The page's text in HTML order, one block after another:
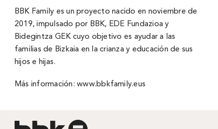
BBK Family es un proyecto nacido en noviembre de
2019, impulsado por BBK, EDE Fundazioa y
Bidegintza GEK cuyo objetivo es ayudar a las
familias de Bizkaia en la crianza y educación de sus
hijos e hijas.
Más información:www.bbkfamily.eus